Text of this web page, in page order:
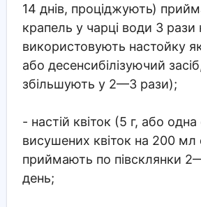
14 днів, проціджують)
крапель у чарці води 3
використовують настойку
або десенсибілізуючий
збільшують у 2—3 рази);
- настій квіток (5 г, або
висушених квіток на 200 мл
приймають по півсклянки
день;